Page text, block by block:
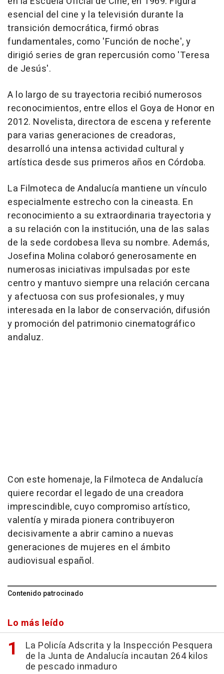
esencial del cine y la televisión durante la
transición democrática, firmó obras
fundamentales, como 'Función de noche', y
dirigió series de gran repercusión como 'Teresa
de Jesús'.
A lo largo de su trayectoria recibió numerosos
reconocimientos, entre ellos el Goya de Honor en
2012. Novelista, directora de escena y referente
para varias generaciones de creadoras,
desarrolló una intensa actividad cultural y
artística desde sus primeros años en Córdoba.
La Filmoteca de Andalucía mantiene un vínculo
especialmente estrecho con la cineasta. En
reconocimiento a su extraordinaria trayectoria y
a su relación con la institución, una de las salas
de la sede cordobesa lleva su nombre. Además,
Josefina Molina colaboró generosamente en
numerosas iniciativas impulsadas por este
centro y mantuvo siempre una relación cercana
y afectuosa con sus profesionales, y muy
interesada en la labor de conservación, difusión
y promoción del patrimonio cinematográfico
andaluz.
Con este homenaje, la Filmoteca de Andalucía
quiere recordar el legado de una creadora
imprescindible, cuyo compromiso artístico,
valentía y mirada pionera contribuyeron
decisivamente a abrir camino a nuevas
generaciones de mujeres en el ámbito
audiovisual español.
Contenido patrocinado
Lo más leído
La Policía Adscrita y la Inspección Pesquera
de la Junta de Andalucía incautan 264 kilos
de pescado inmaduro